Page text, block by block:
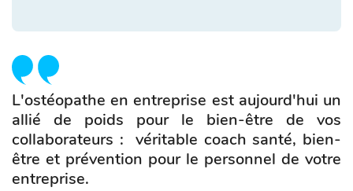
L'ostéopathe en entreprise est aujourd'hui un
allié de poids pour le bien-être de vos
collaborateurs : véritable coach santé, bien-
être et prévention pour le personnel de votre
entreprise.